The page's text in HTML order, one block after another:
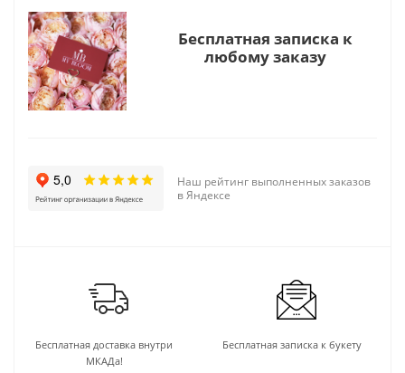
Бесплатная записка к
любому заказу
Наш рейтинг выполненных заказов
в Яндексе
Бесплатная доставка внутри
МКАДа!
Бесплатная записка к букету